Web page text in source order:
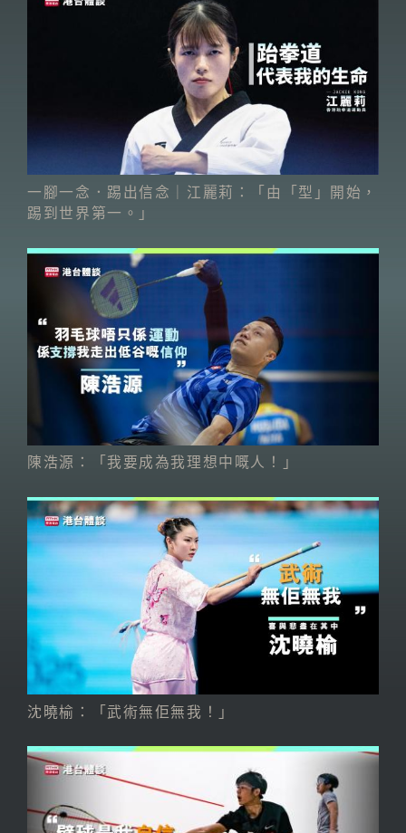
一腳一念．踢出信念｜江麗莉：「由「型」開始，
踢到世界第一。」
陳浩源：「我要成為我理想中嘅人！」
沈曉榆：「武術無佢無我！」